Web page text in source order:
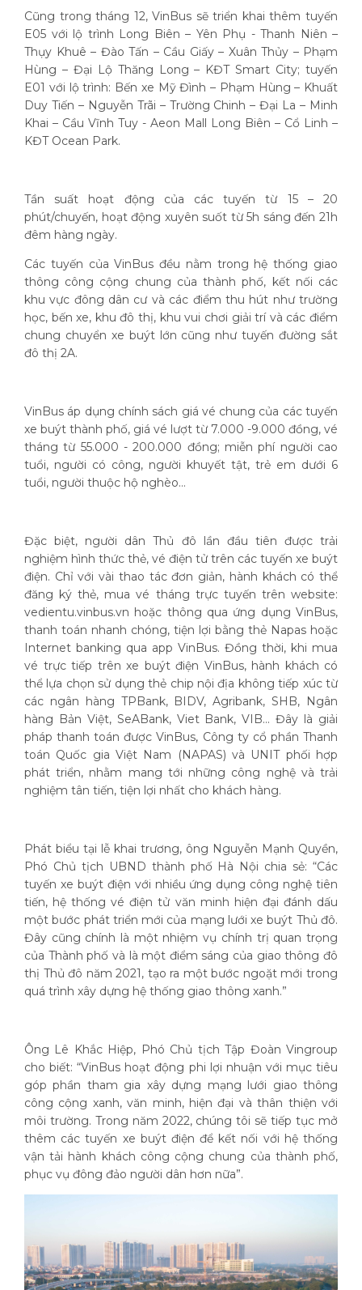
Cũng trong tháng 12, VinBus sẽ triển khai thêm tuyến
E05 với lộ trình Long Biên – Yên Phụ - Thanh Niên –
Thụy Khuê – Đào Tấn – Cầu Giấy – Xuân Thủy – Phạm
Hùng – Đại Lộ Thăng Long – KĐT Smart City; tuyến
E01 với lộ trình: Bến xe Mỹ Đình – Phạm Hùng – Khuất
Duy Tiến – Nguyễn Trãi – Trường Chinh – Đại La – Minh
Khai – Cầu Vĩnh Tuy - Aeon Mall Long Biên – Cổ Linh –
KĐT Ocean Park.
Tần suất hoạt động của các tuyến từ 15 – 20
phút/chuyến, hoạt động xuyên suốt từ 5h sáng đến 21h
đêm hàng ngày.
Các tuyến của VinBus đều nằm trong hệ thống giao
thông công cộng chung của thành phố, kết nối các
khu vực đông dân cư và các điểm thu hút như trường
học, bến xe, khu đô thị, khu vui chơi giải trí và các điểm
chung chuyển xe buýt lớn cũng như tuyến đường sắt
đô thị 2A.
VinBus áp dụng chính sách giá vé chung của các tuyến
xe buýt thành phố, giá vé lượt từ 7.000 -9.000 đồng, vé
tháng từ 55.000 - 200.000 đồng; miễn phí người cao
tuổi, người có công, người khuyết tật, trẻ em dưới 6
tuổi, người thuộc hộ nghèo…
Đặc biệt, người dân Thủ đô lần đầu tiên được trải
nghiệm hình thức thẻ, vé điện tử trên các tuyến xe buýt
điện. Chỉ với vài thao tác đơn giản, hành khách có thể
đăng ký thẻ, mua vé tháng trực tuyến trên website:
vedientu.vinbus.vn hoặc thông qua ứng dụng VinBus,
thanh toán nhanh chóng, tiện lợi bằng thẻ Napas hoặc
Internet banking qua app VinBus. Đồng thời, khi mua
vé trực tiếp trên xe buýt điện VinBus, hành khách có
thể lựa chọn sử dụng thẻ chip nội địa không tiếp xúc từ
các ngân hàng TPBank, BIDV, Agribank, SHB, Ngân
hàng Bản Việt, SeABank, Viet Bank, VIB... Đây là giải
pháp thanh toán được VinBus, Công ty cổ phần Thanh
toán Quốc gia Việt Nam (NAPAS) và UNIT phối hợp
phát triển, nhằm mang tới những công nghệ và trải
nghiệm tân tiến, tiện lợi nhất cho khách hàng.
Phát biểu tại lễ khai trương, ông Nguyễn Mạnh Quyền,
Phó Chủ tịch UBND thành phố Hà Nội chia sẻ: “Các
tuyến xe buýt điện với nhiều ứng dụng công nghệ tiên
tiến, hệ thống vé điện tử văn minh hiện đại đánh dấu
một bước phát triển mới của mạng lưới xe buýt Thủ đô.
Đây cũng chính là một nhiệm vụ chính trị quan trọng
của Thành phố và là một điểm sáng của giao thông đô
thị Thủ đô năm 2021, tạo ra một bước ngoặt mới trong
quá trình xây dựng hệ thống giao thông xanh.”
Ông Lê Khắc Hiệp, Phó Chủ tịch Tập Đoàn Vingroup
cho biết: “VinBus hoạt động phi lợi nhuận với mục tiêu
góp phần tham gia xây dựng mạng lưới giao thông
công cộng xanh, văn minh, hiện đại và thân thiện với
môi trường. Trong năm 2022, chúng tôi sẽ tiếp tục mở
thêm các tuyến xe buýt điện để kết nối với hệ thống
vận tải hành khách công cộng chung của thành phố,
phục vụ đông đảo người dân hơn nữa”.